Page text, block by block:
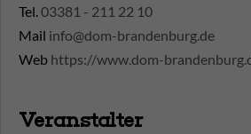
Tel.03381 - 211 22 10
Mail info@dom-brandenburg.de
Web https://www.dom-
Veranstalter